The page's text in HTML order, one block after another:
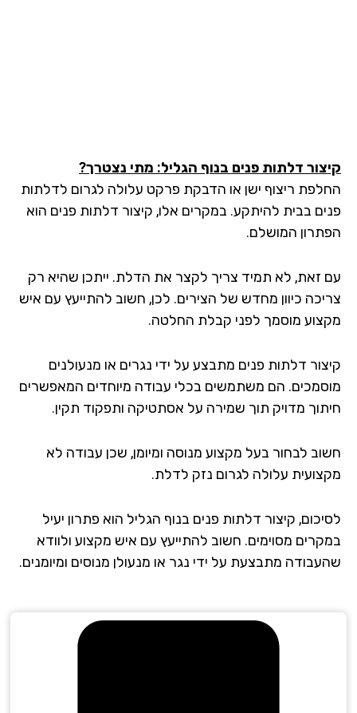
דלתות פנים בנוף הגליל: מתי נצטרך?
ריצוף ישן או הדבקת פרקט עלולה לגרום לדלתות
בבית להיתקע. במקרים אלו, קיצור דלתות פנים הוא
המושלם.
זאת, לא תמיד צריך לקצר את הדלת. ייתכן שהיא רק
כיוון מחדש של הצירים. לכן, חשוב להתייעץ עם איש
מוסמך לפני קבלת החלטה.
דלתות פנים מתבצע על ידי נגרים או מנעולנים
הם משתמשים בכלי עבודה מיוחדים המאפשרים
מדויק תוך שמירה על אסתטיקה ותפקוד תקין.
לבחור בעל מקצוע מנוסה ומיומן, שכן עבודה לא
עלולה לגרום נזק לדלת.
קיצור דלתות פנים בנוף הגליל הוא פתרון יעיל
מסוימים. חשוב להתייעץ עם איש מקצוע ולוודא
מתבצעת על ידי נגר או מנעולן מנוסים ומיומנים.